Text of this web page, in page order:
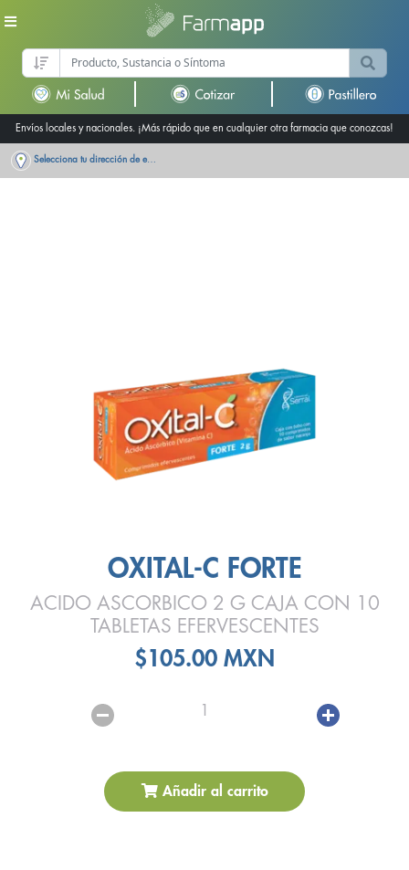
Envíos locales y nacionales. ¡Más rápido que en cualquier otra farmacia que conozcas!
Selecciona tu dirección de entrega
OXITAL-C FORTE
ACIDO ASCORBICO 2 G CAJA CON 10
TABLETAS EFERVESCENTES
$105.00 MXN
1
Añadir al carrito